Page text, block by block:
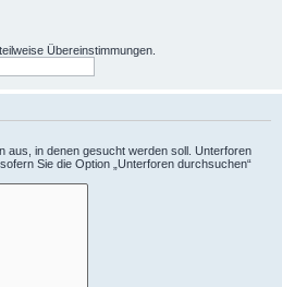
Übereinstimmungen.
aus, in denen gesucht werden soll. Unterforen
Sie die Option „Unterforen durchsuchen“